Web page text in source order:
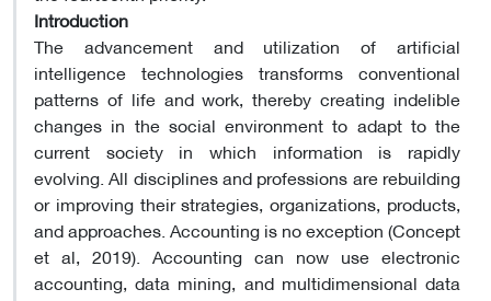
Introduction
The advancement and utilization of artificial
intelligence technologies transforms conventional
patterns of life and work, thereby creating indelible
changes in the social environment to adapt to the
current society in which information is rapidly
evolving. All disciplines and professions are rebuilding
or improving their strategies, organizations, products,
and approaches. Accounting is no exception (Concept
et al, 2019). Accounting can now use electronic
accounting, data mining, and multidimensional data